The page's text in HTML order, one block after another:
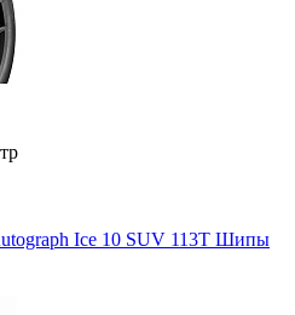
Ice 10 SUV 113T Шипы